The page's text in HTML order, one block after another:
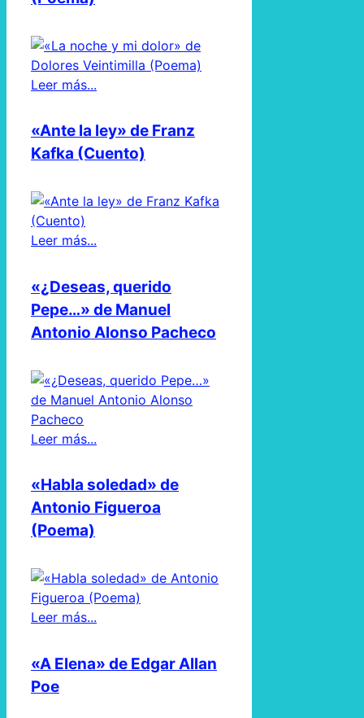
Leer más...
«Ante la ley» de Franz
Kafka (Cuento)
Leer más...
«¿Deseas, querido
Pepe…» de Manuel
Antonio Alonso Pacheco
Leer más...
«Habla soledad» de
Antonio Figueroa
(Poema)
Leer más...
«A Elena» de Edgar Allan
Poe